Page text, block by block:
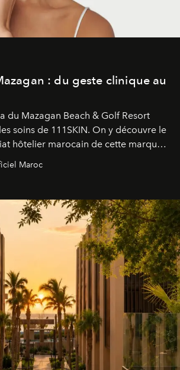
: du geste clinique au
du Mazagan Beach & Golf Resort
soins de 111SKIN. On y découvre le
hôtelier marocain de cette marque
un cabinet de chirurgie plastique
depuis autour d'un actif breveté,
Maroc